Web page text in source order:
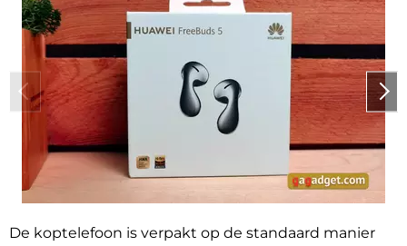
De koptelefoon is verpakt op de standaard manier